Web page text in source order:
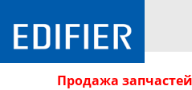
Продажа